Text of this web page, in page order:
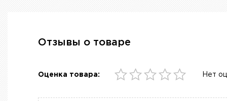
Отзывы о товаре
Оценка товара: Нет